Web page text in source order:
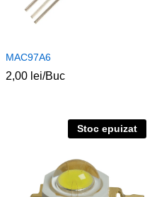
MAC97A6
2,00 lei/Buc
Stoc epuizat